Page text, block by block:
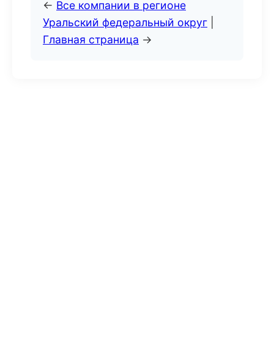
← Все компании в регионе
Уральский федеральный округ
Главная страница →